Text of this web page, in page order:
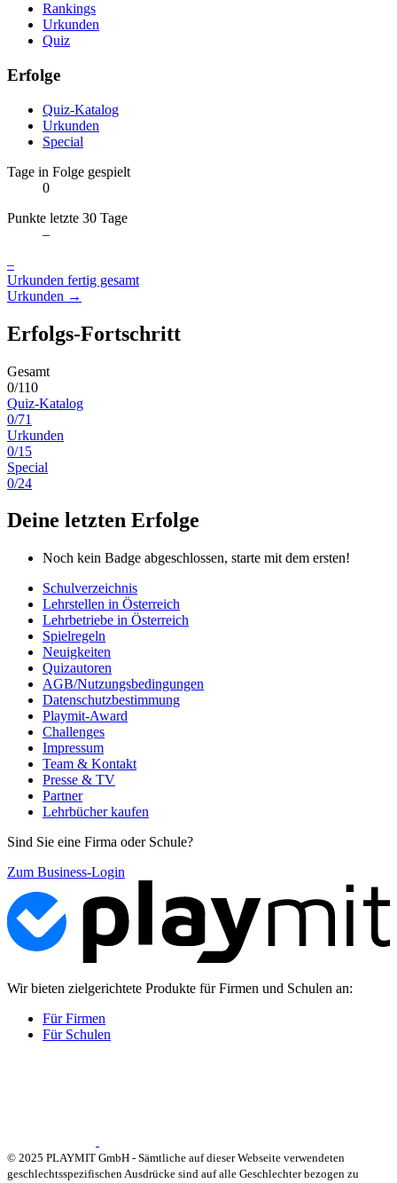
Rankings
Urkunden
Quiz
Erfolge
Quiz-Katalog
Urkunden
Special
Tage in Folge gespielt
0
Punkte letzte 30 Tage
–
–
Urkunden fertig gesamt
Urkunden →
Erfolgs-Fortschritt
Gesamt
0/110
Quiz-Katalog
0/71
Urkunden
0/15
Special
0/24
Deine letzten Erfolge
Noch kein Badge abgeschlossen, starte mit dem ersten!
Schulverzeichnis
Lehrstellen in Österreich
Lehrbetriebe in Österreich
Spielregeln
Neuigkeiten
Quizautoren
AGB/Nutzungsbedingungen
Datenschutzbestimmung
Playmit-Award
Challenges
Impressum
Team & Kontakt
Presse & TV
Partner
Lehrbücher kaufen
Sind Sie eine Firma oder Schule?
Zum Business-Login
Wir bieten zielgerichtete Produkte für Firmen und Schulen an:
Für Firmen
Für Schulen
© 2025 PLAYMIT GmbH - Sämtliche auf dieser Webseite verwendeten
geschlechtsspezifischen Ausdrücke sind auf alle Geschlechter bezogen zu